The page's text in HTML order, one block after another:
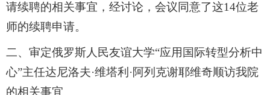
请续聘的相关事宜，经讨论，会议同意了这14位老
师的续聘申请。
二、 审定俄罗斯人民友谊大学“应用国际转型分析中
心”主任达尼洛夫·维塔利·阿列克谢耶维奇顺访我院
的相关事宜